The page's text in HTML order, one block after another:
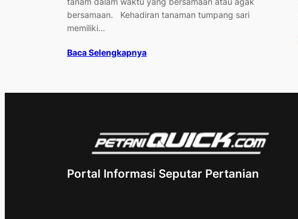
bersamaan. Kehadiran tanaman tumpang sari
memiliki…
Baca Selengkapnya
Portal Informasi Seputar Pertanian